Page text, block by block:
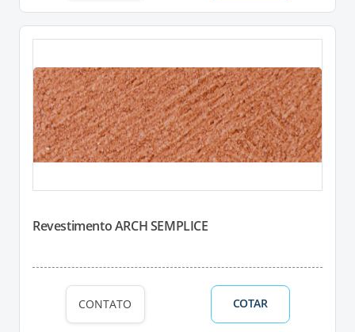
Revestimento ARCH SEMPLICE
CONTATO COTAR